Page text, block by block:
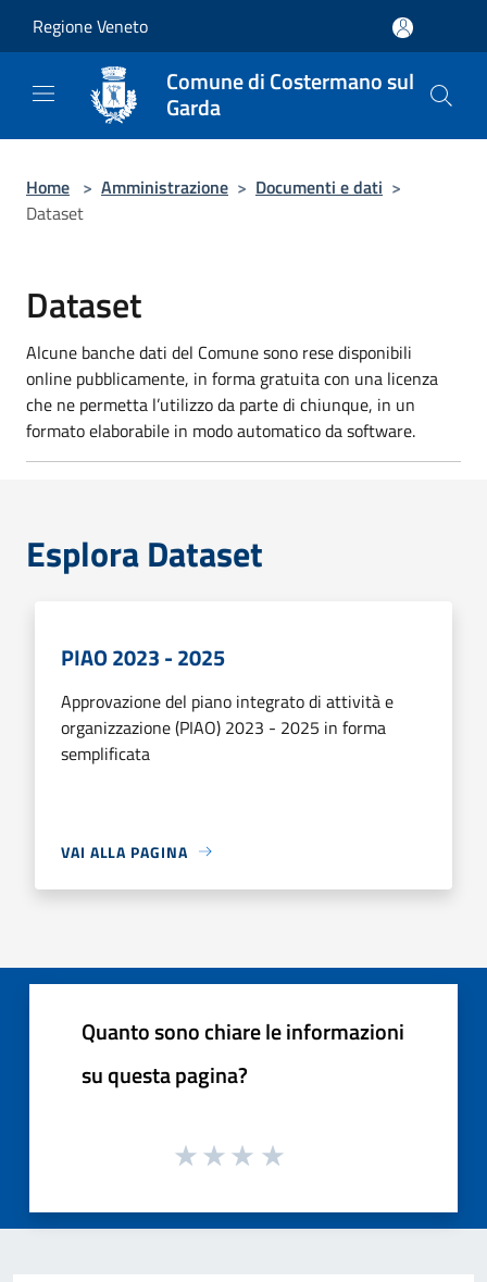
Regione Veneto
Comune di Costermano sul
Garda
Home > Amministrazione > Documenti e dati >
Dataset
Dataset
Alcune banche dati del Comune sono rese disponibili
online pubblicamente, in forma gratuita con una licenza
che ne permetta l’utilizzo da parte di chiunque, in un
formato elaborabile in modo automatico da software.
Esplora Dataset
PIAO 2023 - 2025
Approvazione del piano integrato di attività e
organizzazione (PIAO) 2023 - 2025 in forma
semplificata
VAI ALLA PAGINA
Quanto sono chiare le informazioni
su questa pagina?